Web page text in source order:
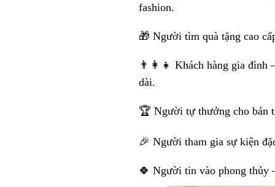
fashion.
🎁 Người tìm quà tặng cao
👨‍👩‍👧 Khách hàng gia đình
dài.
🏆 Người tự thưởng cho bản
🎉 Người tham gia sự kiện
🍀 Người tin vào phong thủy